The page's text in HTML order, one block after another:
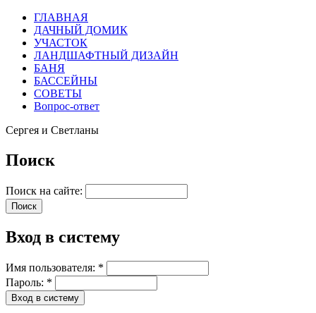
ГЛАВНАЯ
ДАЧНЫЙ ДОМИК
УЧАСТОК
ЛАНДШАФТНЫЙ ДИЗАЙН
БАНЯ
БАССЕЙНЫ
СОВЕТЫ
Вопрос-ответ
Сергея и Светланы
Поиск
Поиск на сайте:
Вход в систему
Имя пользователя: *
Пароль: *